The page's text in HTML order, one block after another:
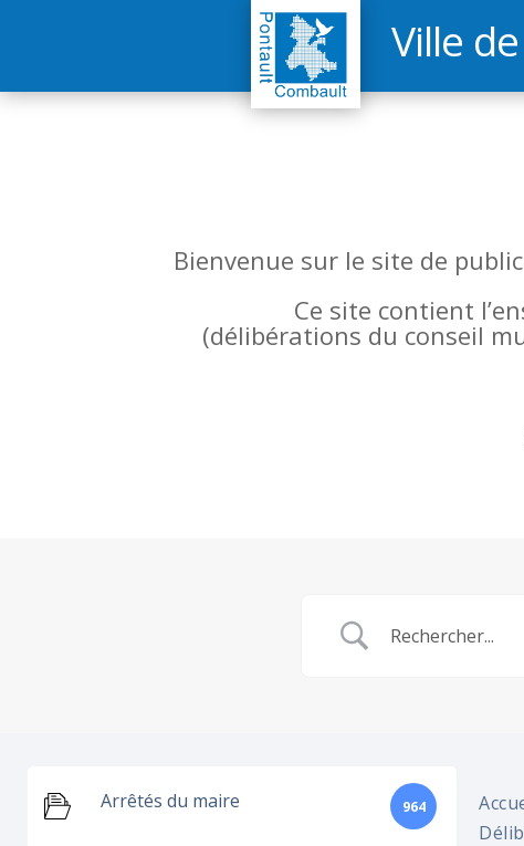
Ville de
Bienvenue sur le site de
Ce site contient
(délibérations du conseil
Arrêtés du maire 964